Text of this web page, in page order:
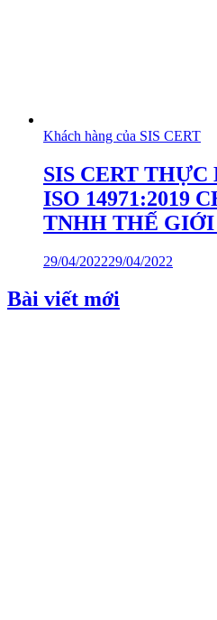
Khách hàng của SIS CERT
SIS CERT
ISO 14971:2019
TNHH THẾ GIỚI
29/04/202229/04/2022
Bài viết mới